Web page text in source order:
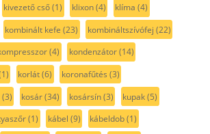
kivezető cső(1) klixon(4) klíma (4)
kombinált kefe (23) kombináltszívófej (22)
(4) kondenzátor(14)
korlát(6) koronafűtés (3)
(3) kosár(34) kosársín(3) kupak(5)
(1) kábel (9) kábeldob(1)